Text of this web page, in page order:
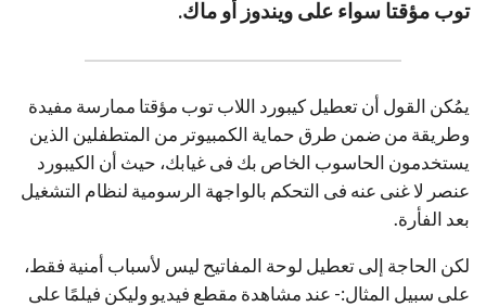
توب مؤقتا سواء على ويندوز أو ماك.
يمُكن القول أن تعطيل كيبورد اللاب توب مؤقتا ممارسة مفيدة
وطريقة من ضمن طرق حماية الكمبيوتر من المتطفلين الذين
يستخدمون الحاسوب الخاص بك فى غيابك، حيث أن الكيبورد
عنصر لا غنى عنه فى التحكم بالواجهة الرسومية لنظام التشغيل
بعد الفأرة.
لكن الحاجة إلى تعطيل لوحة المفاتيح ليس لأسباب أمنية فقط،
على سبيل المثال:- عند مشاهدة مقطع فيديو وليكن فيلمًا على